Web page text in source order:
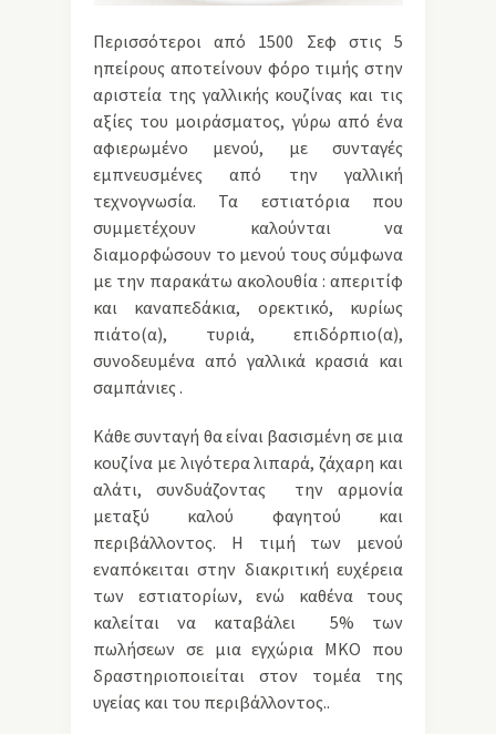
Περισσότεροι από 1500 Σεφ στις 5
ηπείρους αποτείνουν φόρο τιμής στην
αριστεία της γαλλικής κουζίνας και τις
αξίες του μοιράσματος, γύρω από ένα
αφιερωμένο μενού, με συνταγές
εμπνευσμένες από την γαλλική
τεχνογνωσία. Τα εστιατόρια που
συμμετέχουν καλούνται να
διαμορφώσουν το μενού τους σύμφωνα
με την παρακάτω ακολουθία : απεριτίφ
και καναπεδάκια, ορεκτικό, κυρίως
πιάτο(α), τυριά, επιδόρπιο(α),
συνοδευμένα από γαλλικά κρασιά και
σαμπάνιες .
Κάθε συνταγή θα είναι βασισμένη σε μια
κουζίνα με λιγότερα λιπαρά, ζάχαρη και
αλάτι, συνδυάζοντας την αρμονία
μεταξύ καλού φαγητού και
περιβάλλοντος. Η τιμή των μενού
εναπόκειται στην διακριτική ευχέρεια
των εστιατορίων, ενώ καθένα τους
καλείται να καταβάλει 5% των
πωλήσεων σε μια εγχώρια ΜΚΟ που
δραστηριοποιείται στον τομέα της
υγείας και του περιβάλλοντος..